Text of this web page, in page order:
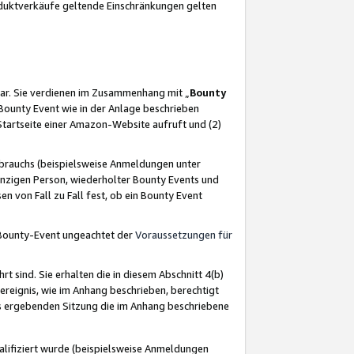
geltende Einschränkungen gelten
Sie verdienen im Zusammenhang mit „ Bounty
Event wie in der Anlage beschrieben
einer Amazon-Website aufruft und (2)
(beispielsweise Anmeldungen unter
Person, wiederholter Bounty Events und
von Fall zu Fall fest, ob ein Bounty Event
Event ungeachtet derVoraussetzungen für
sind. Sie erhalten die in diesem Abschnitt 4(b)
wie im Anhang beschrieben, berechtigt
Sitzung die im Anhang beschriebene
wurde (beispielsweise Anmeldungen